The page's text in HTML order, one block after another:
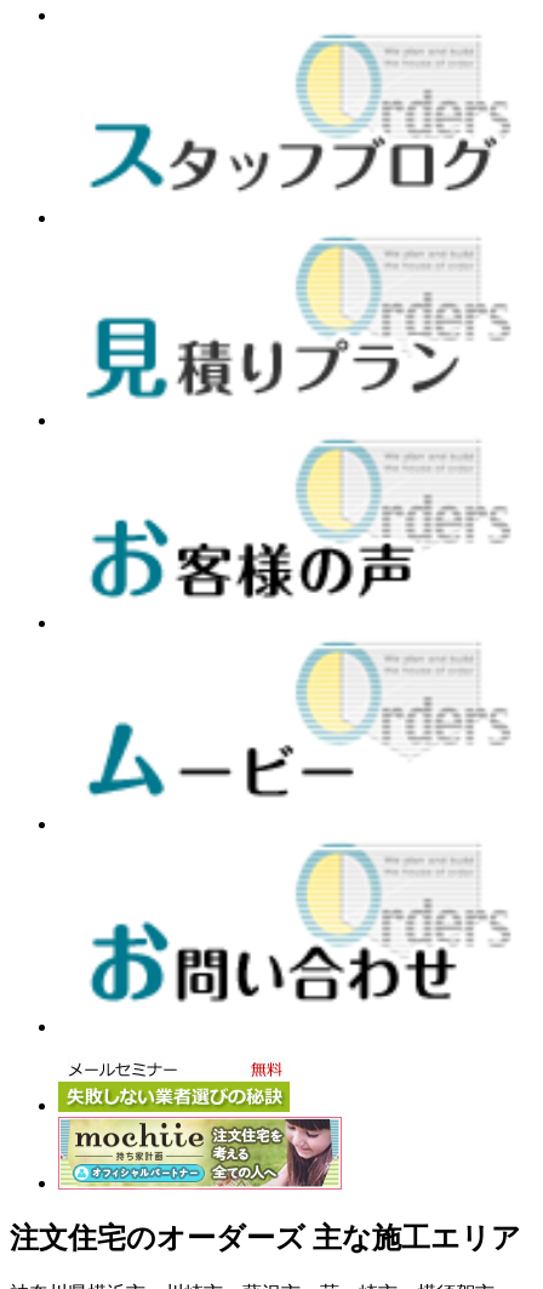
注文住宅のオーダーズ 主な施工エリア